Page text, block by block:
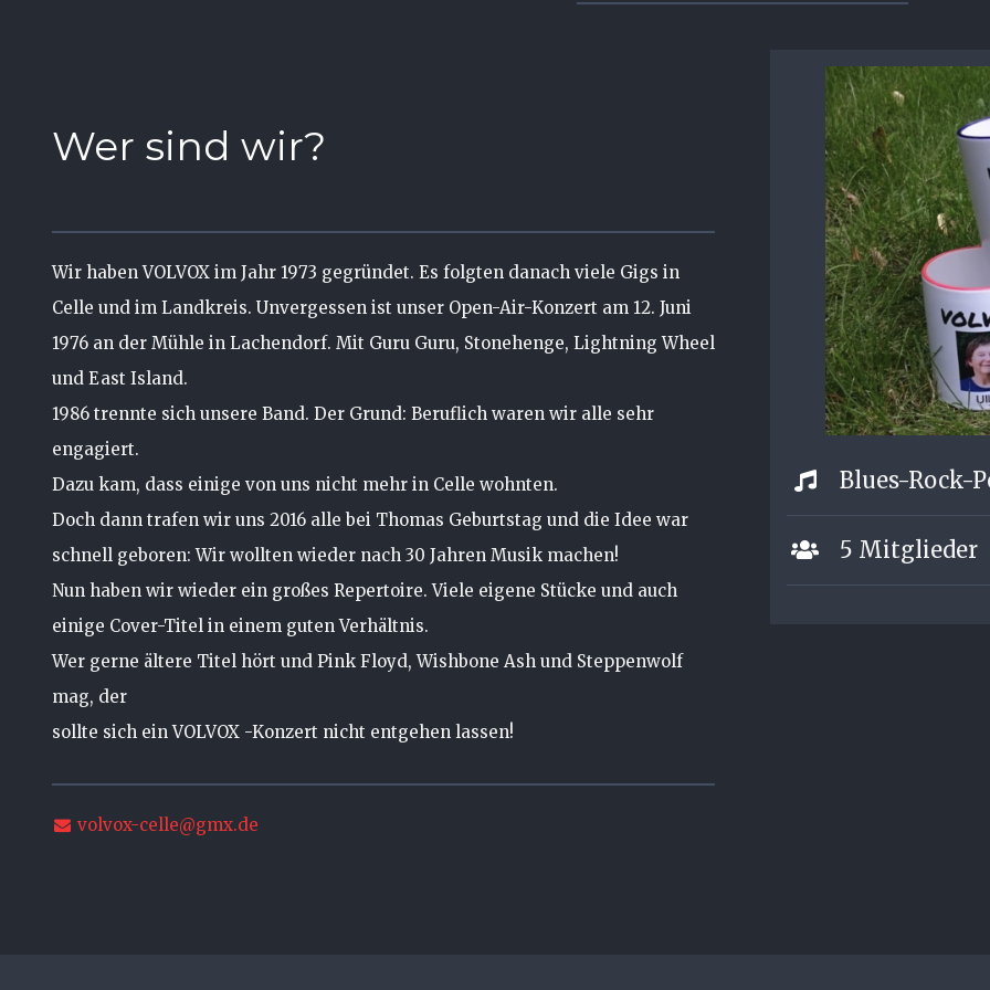
Wer sind wir?
Wir haben VOLVOX im Jahr 1973 gegründet. Es folgten danach viele Gigs in
Celle und im Landkreis. Unvergessen ist unser Open-Air-Konzert am 12. Juni
1976 an der Mühle in Lachendorf. Mit Guru Guru, Stonehenge, Lightning Wheel
und East Island.
1986 trennte sich unsere Band. Der Grund: Beruflich waren wir alle sehr
engagiert.
Dazu kam, dass einige von uns nicht mehr in Celle wohnten.
Doch dann trafen wir uns 2016 alle bei Thomas Geburtstag und die Idee war
schnell geboren: Wir wollten wieder nach 30 Jahren Musik machen!
Nun haben wir wieder ein großes Repertoire. Viele eigene Stücke und auch
einige Cover-Titel in einem guten Verhältnis.
Wer gerne ältere Titel hört und Pink Floyd, Wishbone Ash und Steppenwolf
mag, der
sollte sich ein VOLVOX -Konzert nicht entgehen lassen!
volvox-celle@gmx.de
Blues-Rock-
5 Mitglieder